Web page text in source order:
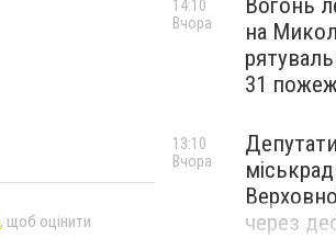
, щоб оцінити
Вогонь
на
31
14:10
Вчора
через
13:10
Вчора